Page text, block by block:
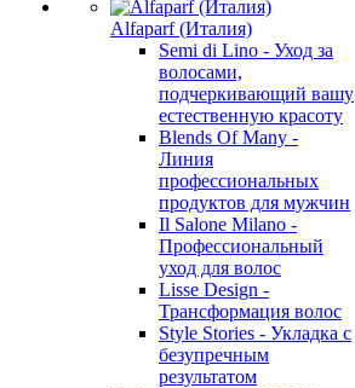
Alfaparf (Италия)
Semi di Lino - Уход за
волосами,
подчеркивающий вашу
естественную красоту
Blends Of Many -
Линия
профессиональных
продуктов для мужчин
Il Salone Milano -
Профессиональный
уход для волос
Lisse Design -
Трансформация волос
Style Stories - Укладка с
безупречным
результатом